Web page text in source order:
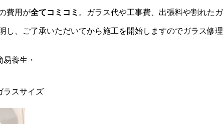
費用が全てコミコミ 。ガラス代や工事費、出張料や割れた
し、ご了承いただいてから施工を開始しますのでガラス修
養生・
スサイズ